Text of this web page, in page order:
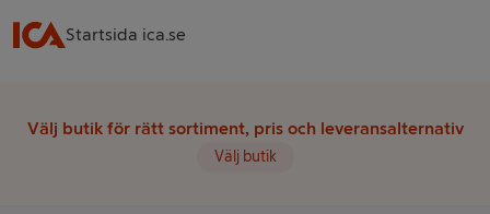
Startsida ica.se
Välj butik för rätt sortiment, pris och leveransalternativ
Välj butik